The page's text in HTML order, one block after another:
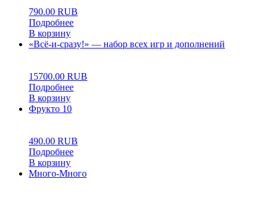
790.00 RUB
Подробнее
В корзину
«Всё-и-сразу!» — набор всех игр и дополнений
15700.00 RUB
Подробнее
В корзину
Фрукто 10
490.00 RUB
Подробнее
В корзину
Много-Много